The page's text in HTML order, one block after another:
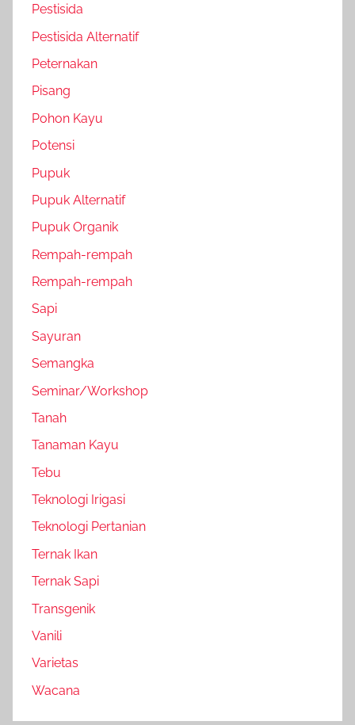
Pestisida
Pestisida Alternatif
Peternakan
Pisang
Pohon Kayu
Potensi
Pupuk
Pupuk Alternatif
Pupuk Organik
Rempah-rempah
Rempah-rempah
Sapi
Sayuran
Semangka
Seminar/Workshop
Tanah
Tanaman Kayu
Tebu
Teknologi Irigasi
Teknologi Pertanian
Ternak Ikan
Ternak Sapi
Transgenik
Vanili
Varietas
Wacana